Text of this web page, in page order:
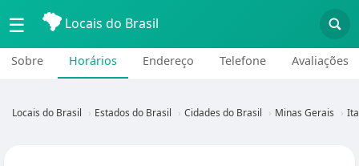
☰ Locais do Brasil
Sobre Horários Endereço Telefone Avaliações
Locais do Brasil Estados do Brasil Cidades do Brasil Minas Gerais